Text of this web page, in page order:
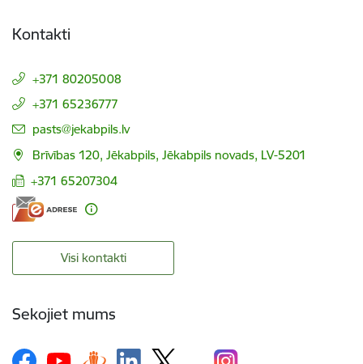
Kontakti
+371 80205008
+371 65236777
E-pasts:
pasts@jekabpils.lv
Brīvības 120, Jēkabpils, Jēkabpils novads, LV-5201
+371 65207304
Visi kontakti
Sekojiet mums